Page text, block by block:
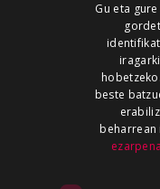
ALEA
Gu eta
hobetzeko.
beste
beharrean